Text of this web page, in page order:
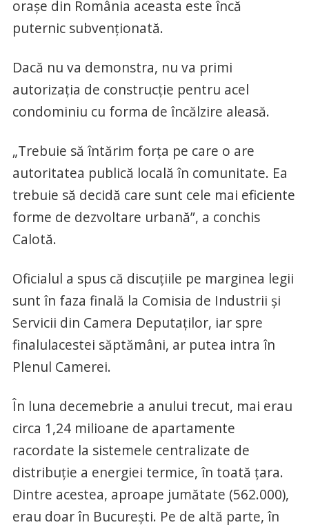
oraşe din România aceasta este încă
puternic subvenţionată.
Dacă nu va demonstra, nu va primi
autorizaţia de construcţie pentru acel
condominiu cu forma de încălzire aleasă.
„Trebuie să întărim forţa pe care o are
autoritatea publică locală în comunitate. Ea
trebuie să decidă care sunt cele mai eficiente
forme de dezvoltare urbană”, a conchis
Calotă.
Oficialul a spus că discuţiile pe marginea legii
sunt în faza finală la Comisia de Industrii şi
Servicii din Camera Deputaţilor, iar spre
finalulacestei săptămâni, ar putea intra în
Plenul Camerei.
În luna decemebrie a anului trecut, mai erau
circa 1,24 milioane de apartamente
racordate la sistemele centralizate de
distribuţie a energiei termice, în toată ţara.
Dintre acestea, aproape jumătate (562.000),
erau doar în Bucureşti. Pe de altă parte, în